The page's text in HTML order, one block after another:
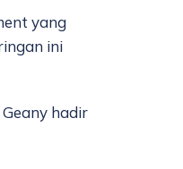
yang
ini
hadir